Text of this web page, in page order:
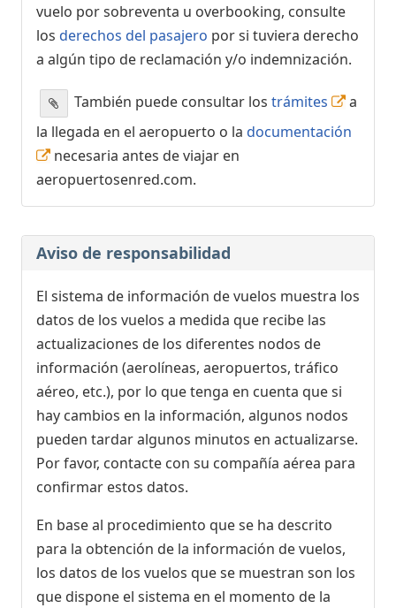
vuelo por sobreventa u overbooking, consulte
los derechos del pasajero por si tuviera derecho
a algún tipo de reclamación y/o indemnización.
También puede consultar los trámites
a
la llegada en el aeropuerto o la documentación
necesaria antes de viajar en
aeropuertosenred.com.
Aviso de responsabilidad
El sistema de información de vuelos muestra los
datos de los vuelos a medida que recibe las
actualizaciones de los diferentes nodos de
información (aerolíneas, aeropuertos, tráfico
aéreo, etc.), por lo que tenga en cuenta que si
hay cambios en la información, algunos nodos
pueden tardar algunos minutos en actualizarse.
Por favor, contacte con su compañía aérea para
confirmar estos datos.
En base al procedimiento que se ha descrito
para la obtención de la información de vuelos,
los datos de los vuelos que se muestran son los
que dispone el sistema en el momento de la